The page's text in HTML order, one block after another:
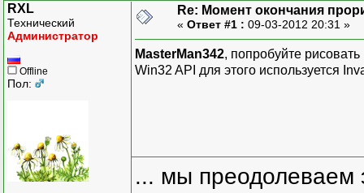
RXL
Технический
Администратор
Offline
Пол:
Re: Момент окончания
« Ответ #1 : 09-03-2012 20:31 »
MasterMan342, попробуйте
Win32 API для этого используется
... мы преодолеваем